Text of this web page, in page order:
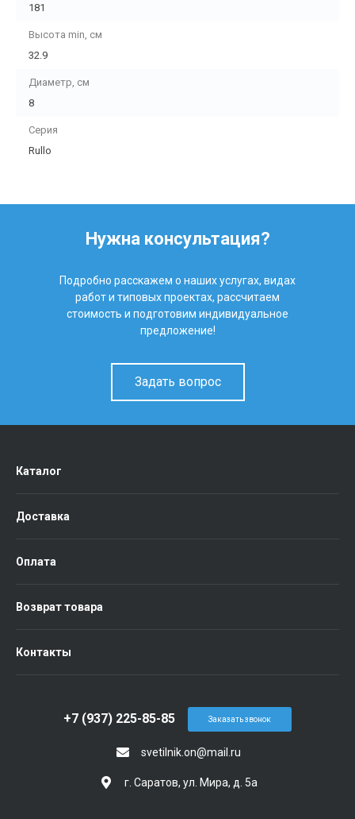
181
Высота min, см
32.9
Диаметр, см
8
Серия
Rullo
Нужна консультация?
Подробно расскажем о наших услугах, видах
работ и типовых проектах, рассчитаем
стоимость и подготовим индивидуальное
предложение!
Задать вопрос
Каталог
Доставка
Оплата
Возврат товара
Контакты
svetilnik.on@mail.ru
+7 (937) 225-85-85
г. Саратов, ул. Мира, д. 5а
Заказать звонок